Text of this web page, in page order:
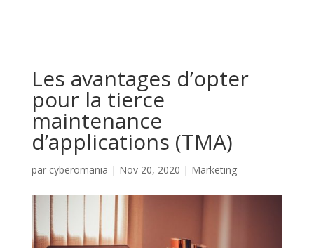
Les avantages d’opter
pour la tierce
maintenance
d’applications (TMA)
par cyberomania | Nov 20, 2020 | Marketing